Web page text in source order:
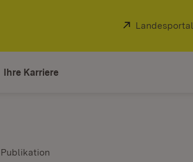
Extern:
Landesportal
Ihre Karriere
Publikation